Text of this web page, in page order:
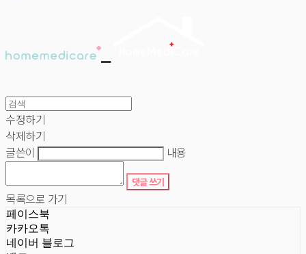
수정하기
삭제하기
글쓴이
내용
댓글 쓰기
목록으로 가기
페이스북
카카오톡
네이버 블로그